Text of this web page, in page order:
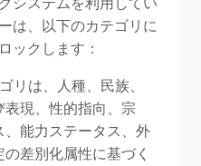
は、以下のカテゴリに
ックします：
リは、人種、民族、
現、性的指向、宗
能力ステータス、外
差別化属性に基づく